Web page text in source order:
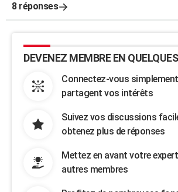
8 réponses
DEVENEZ MEMBRE EN
Connectez-vous
partagent vos intérêts
Suivez vos discussions
obtenez plus de réponses
Mettez en avant votre
autres membres